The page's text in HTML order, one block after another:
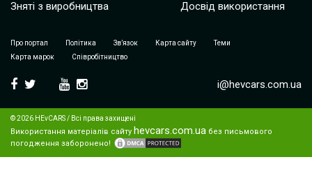
Зняті з виробництва
Досвід використання
Про портал Політика Зв’язок Карта сайту
Теми
Карта марок
Співробітництво
i@hevcars.com.ua
© 2026 HEvCARS / Всі права захищені
Використання матеріалів сайту hevcars.com.ua без письмового
погодження заборонено!